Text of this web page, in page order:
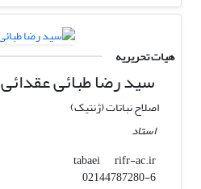
هیات تحریریه
سید رضا طبائی عقدائی
اصلاح نباتات (ژنتیک)
استاد
tabaei
rifr-ac.ir
02144787280-6